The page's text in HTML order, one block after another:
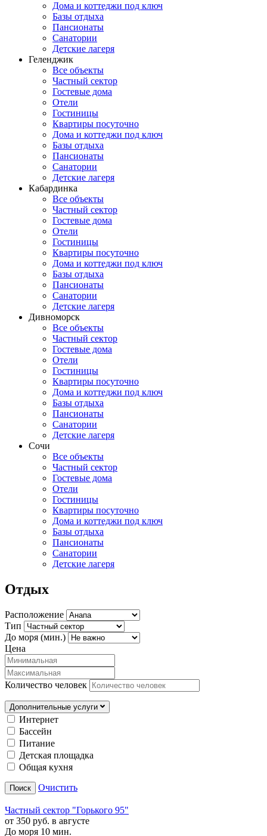
Дома и коттеджи под ключ
Базы отдыха
Пансионаты
Санатории
Детские лагеря
Геленджик
Все объекты
Частный сектор
Гостевые дома
Отели
Гостиницы
Квартиры посуточно
Дома и коттеджи под ключ
Базы отдыха
Пансионаты
Санатории
Детские лагеря
Кабардинка
Все объекты
Частный сектор
Гостевые дома
Отели
Гостиницы
Квартиры посуточно
Дома и коттеджи под ключ
Базы отдыха
Пансионаты
Санатории
Детские лагеря
Дивноморск
Все объекты
Частный сектор
Гостевые дома
Отели
Гостиницы
Квартиры посуточно
Дома и коттеджи под ключ
Базы отдыха
Пансионаты
Санатории
Детские лагеря
Сочи
Все объекты
Частный сектор
Гостевые дома
Отели
Гостиницы
Квартиры посуточно
Дома и коттеджи под ключ
Базы отдыха
Пансионаты
Санатории
Детские лагеря
Отдых
Расположение
Тип
До моря (мин.)
Цена
Количество человек
Дополнительные услуги
Интернет
Бассейн
Питание
Детская площадка
Общая кухня
Поиск Очистить
Частный сектор "Горького 95"
от 350 руб. в августе
До моря 10 мин.